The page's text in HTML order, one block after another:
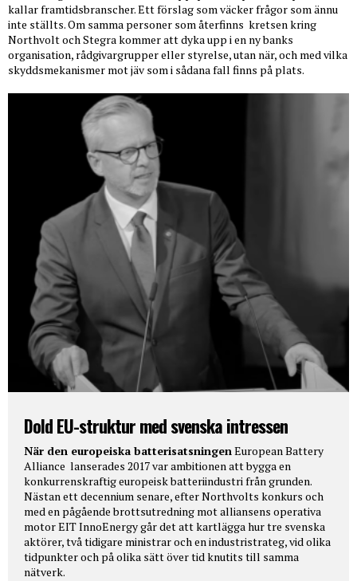
kallar framtidsbranscher. Ett förslag som väcker frågor som ännu
inte ställts. Om samma personer som återfinns kretsen kring
Northvolt och Stegra kommer att dyka upp i en ny banks
organisation, rådgivargrupper eller styrelse, utan när, och med vilka
skyddsmekanismer mot jäv som i sådana fall finns på plats.
Dold EU-struktur med svenska intressen
När den europeiska batterisatsningenEuropean Battery
Alliance lanserades 2017 var ambitionen att bygga en
konkurrenskraftig europeisk batteriindustri från grunden.
Nästan ett decennium senare, efter Northvolts konkurs och
med en pågående brottsutredning mot alliansens operativa
motor EIT InnoEnergy går det att kartlägga hur tre svenska
aktörer, två tidigare ministrar och en industristrateg, vid olika
tidpunkter och på olika sätt över tid knutits till samma
nätverk.